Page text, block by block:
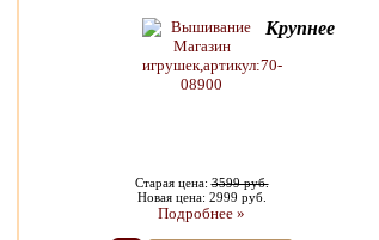
Крупнее
Старая цена:3599 руб.
Новая цена: 2999 руб.
Подробнее »